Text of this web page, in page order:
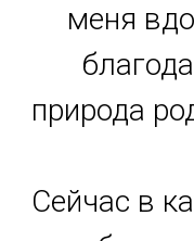
меня
природа
Сейчас в